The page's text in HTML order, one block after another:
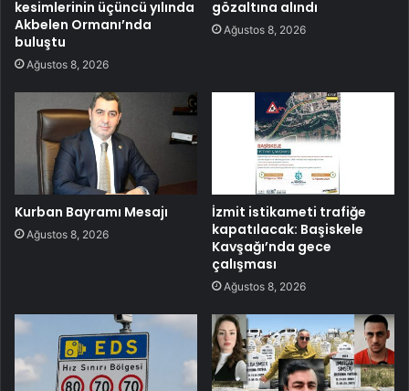
kesimlerinin üçüncü yılında
Akbelen Ormanı’nda
buluştu
Ağustos 8, 2026
gözaltına alındı
Ağustos 8, 2026
Kurban Bayramı Mesajı
Ağustos 8, 2026
İzmit istikameti trafiğe
kapatılacak: Başiskele
Kavşağı’nda gece
çalışması
Ağustos 8, 2026